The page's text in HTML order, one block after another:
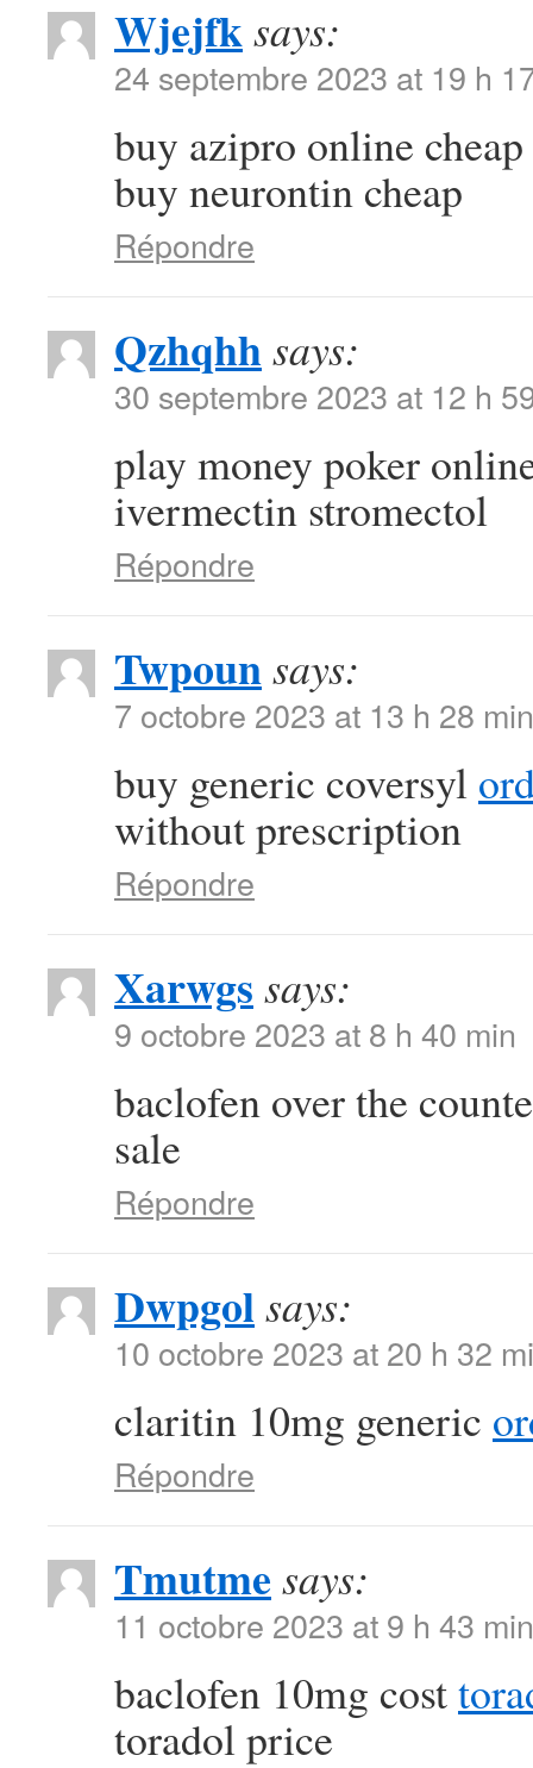
Wjejfksays:
24 septembre 2023 at 19 h
buy azipro online cheap
buy neurontin cheap
Répondre
Qzhqhhsays:
30 septembre 2023 at 12 h
play money poker
ivermectin stromectol
Répondre
Twpounsays:
7 octobre 2023 at 13 h 28 min
buy generic coversyl
without prescription
Répondre
Xarwgs says:
9 octobre 2023 at 8 h 40 min
baclofen over the
sale
Répondre
Dwpgolsays:
10 octobre 2023 at 20 h 32
claritin 10mg generic
Répondre
Tmutme says:
11 octobre 2023 at 9 h 43 min
baclofen 10mg cost
toradol price